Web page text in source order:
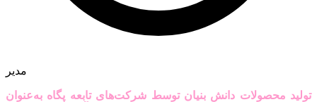
مدیر
تولید محصولات دانش بنیان توسط شرکت‌های تابعه پگاه به‌عنوان